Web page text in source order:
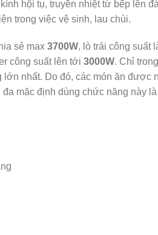
hội tụ, truyền nhiệt từ bếp lên
trong việc vệ sinh, lau chùi.
sẻ max 3700W, lò trái công suất
công suất lên tới 3000W. Chỉ
nhất. Do đó, các món ăn được
mặc định dùng chức năng này